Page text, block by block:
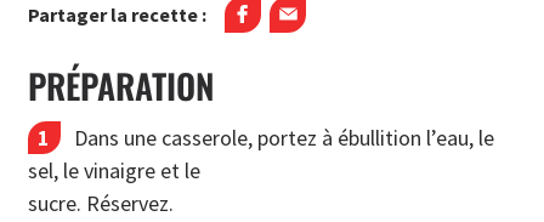
Partager la recette :
PRÉPARATION
Dans une casserole, portez à ébullition l’eau, le
sel, le vinaigre et le
sucre. Réservez.